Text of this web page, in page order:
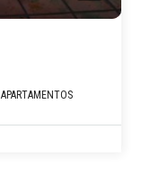
APARTAMENTOS